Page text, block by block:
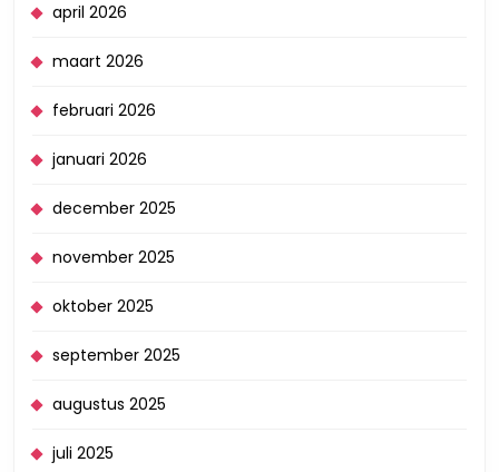
april 2026
maart 2026
februari 2026
januari 2026
december 2025
november 2025
oktober 2025
september 2025
augustus 2025
juli 2025